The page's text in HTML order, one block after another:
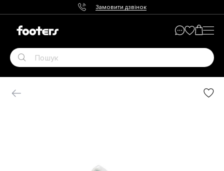
Замовити дзвінок